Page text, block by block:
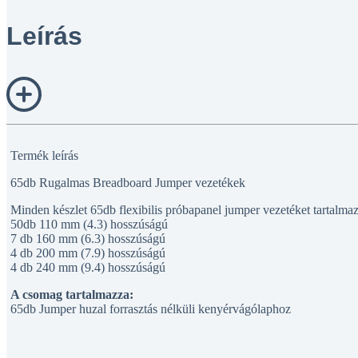
Leírás
Termék leírás
65db Rugalmas Breadboard Jumper vezetékek
Minden készlet 65db flexibilis próbapanel jumper vezetéket
50db 110 mm (4.3) hosszúságú
7 db 160 mm (6.3) hosszúságú
4 db 200 mm (7.9) hosszúságú
4 db 240 mm (9.4) hosszúságú
A csomag tartalmazza:
65db Jumper huzal forrasztás nélküli kenyérvágólaphoz